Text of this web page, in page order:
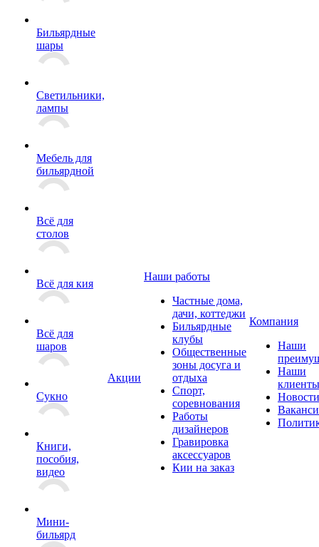
Бильярдные
шары
Светильники,
лампы
Мебель для
бильярдной
Всё для
столов
Всё для кия
Всё для
шаров
Сукно
Книги,
пособия,
видео
Мини-
бильярд
Акции
Наши работы
Частные дома,
дачи, коттеджи
Бильярдные
клубы
Общественные
зоны досуга и
отдыха
Спорт,
соревнования
Работы
дизайнеров
Гравировка
аксессуаров
Кии на заказ
Компания
Наши
Наши
клиенты
Новости